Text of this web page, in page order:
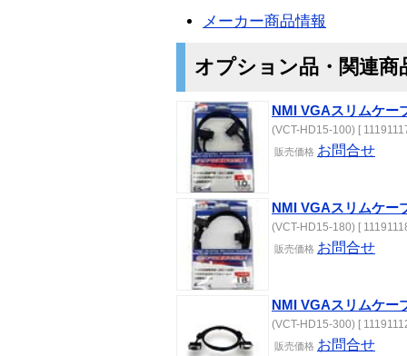
メーカー商品情報
オプション品・関連商
NMI VGAスリムケー
(VCT-HD15-100) [
販売価格 お問合せ
NMI VGAスリムケ
(VCT-HD15-180) [
販売価格 お問合せ
NMI VGAスリムケ
(VCT-HD15-300) [
販売価格 お問合せ